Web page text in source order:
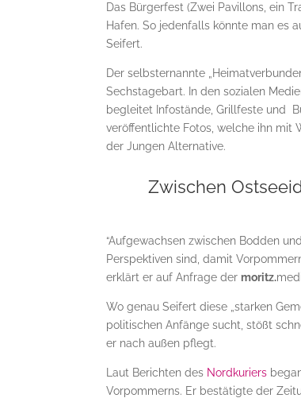
Das Bürgerfest (Zwei Pavillons, ein
Hafen. So jedenfalls könnte man es
Seifert.
Der selbsternannte
Sechstagebart. In den sozialen
begleitet Infostände, Grillfeste und
veröffentlichte Fotos, welche ihn mit
der Jungen Alternative.
Zwischen
“Aufgewachsen zwischen Bodden
Perspektiven sind, damit
erklärt er auf Anfrage der moritz.
Wo genau Seifert diese „starken
politischen Anfänge sucht, stößt
er nach außen pflegt.
Laut Berichten des Nordkuriers
Vorpommerns. Er bestätigte der